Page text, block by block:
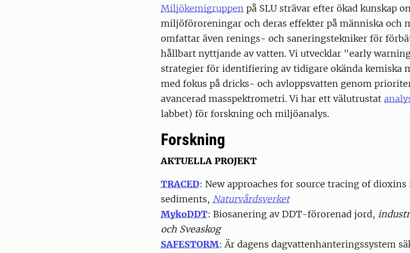
Miljökemigruppen på SLU strävar efter ökad kunskap
miljöföroreningar och deras effekter på människa och
omfattar även renings- och saneringstekniker för
hållbart nyttjande av vatten. Vi utvecklar "early
strategier för identifiering av tidigare okända kemiska
med fokus på dricks- och avloppsvatten genom
avancerad masspektrometri. Vi har ett välutrustat
labbet) för forskning och miljöanalys.
Forskning
AKTUELLA PROJEKT
TRACED: New approaches for source tracing of
sediments, Naturvårdsverket
MykoDDT: Biosanering av DDT-förorenad jord,
och Sveaskog
SAFESTORM: Är dagens dagvattenhanteringssystem